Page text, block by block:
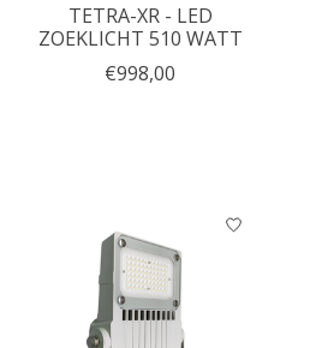
TETRA-XR - LED
ZOEKLICHT 510 WATT
€998,00